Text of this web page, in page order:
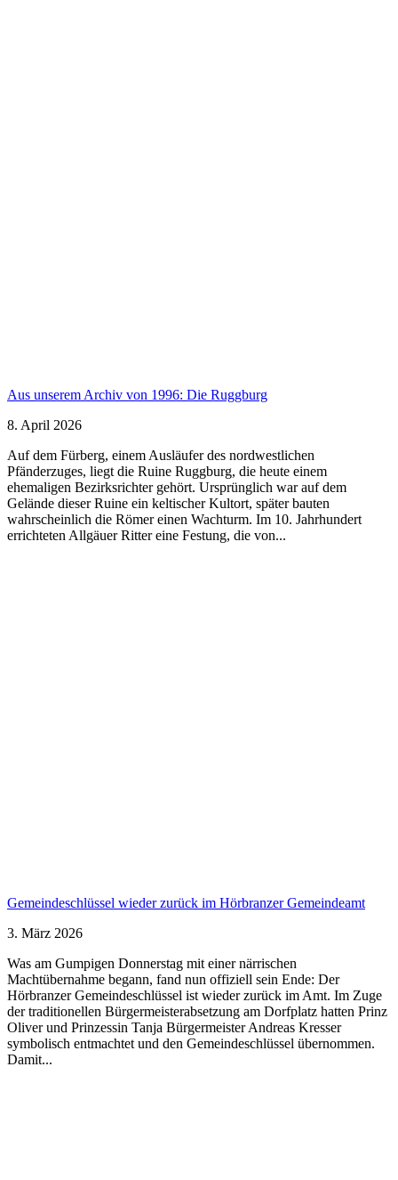
Aus unserem Archiv von 1996: Die Ruggburg
8. April 2026
Auf dem Fürberg, einem Ausläufer des nordwestlichen
Pfänderzuges, liegt die Ruine Ruggburg, die heute einem
ehemaligen Bezirksrichter gehört. Ursprünglich war auf dem
Gelände dieser Ruine ein keltischer Kultort, später bauten
wahrscheinlich die Römer einen Wachturm. Im 10. Jahrhundert
errichteten Allgäuer Ritter eine Festung, die von...
Gemeindeschlüssel wieder zurück im Hörbranzer Gemeindeamt
3. März 2026
Was am Gumpigen Donnerstag mit einer närrischen
Machtübernahme begann, fand nun offiziell sein Ende: Der
Hörbranzer Gemeindeschlüssel ist wieder zurück im Amt. Im Zuge
der traditionellen Bürgermeisterabsetzung am Dorfplatz hatten Prinz
Oliver und Prinzessin Tanja Bürgermeister Andreas Kresser
symbolisch entmachtet und den Gemeindeschlüssel übernommen.
Damit...